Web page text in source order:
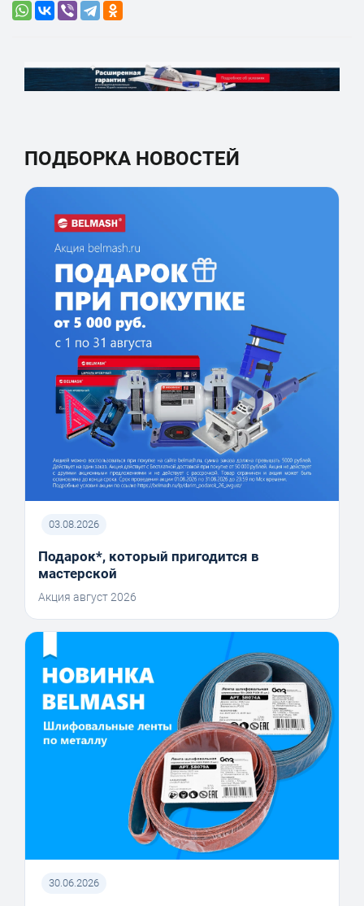
ПОДБОРКА НОВОСТЕЙ
03.08.2026
Подарок*, который пригодится в
мастерской
Акция август 2026
30.06.2026